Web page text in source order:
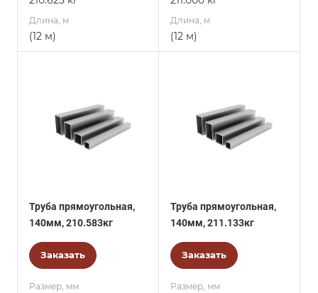
Длина, м
(12 м)
Длина, м
(12 м)
Труба прямоугольная,
140мм, 210.583кг
Заказать
Размер, мм
Труба прямоугольная,
140мм, 211.133кг
Заказать
Размер, мм